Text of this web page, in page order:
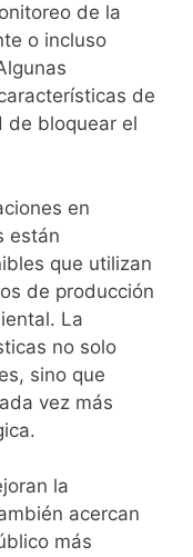
de la
o incluso
de
de bloquear el
en
están
que utilizan
de producción
La
no solo
sino que
vez más
la
acercan
más